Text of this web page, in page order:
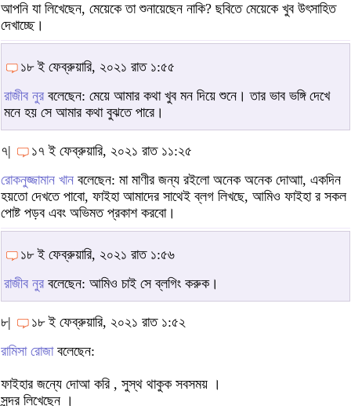
আপনি যা লিখেছেন, মেয়েকে তা শুনায়েছেন নাকি? ছবিতে মেয়েকে খুব উৎসাহিত
দেখাচ্ছে।
১৮ ই ফেব্রুয়ারি, ২০২১ রাত ১:৫৫
রাজীব নুর বলেছেন: মেয়ে আমার কথা খুব মন দিয়ে শুনে। তার ভাব ভঙ্গি দেখে
মনে হয় সে আমার কথা বুঝতে পারে।
৭|
১৭ ই ফেব্রুয়ারি, ২০২১ রাত ১১:২৫
রোকনুজ্জামান খান বলেছেন: মা মাণীর জন্য রইলো অনেক অনেক দোআা, একদিন
হয়তো দেখতে পাবো, ফাইহা আমাদের সাথেই ব্লগ লিখছে, আমিও ফাইহা র সকল
পোষ্ট পড়ব এবং অভিমত প্রকাশ করবো।
১৮ ই ফেব্রুয়ারি, ২০২১ রাত ১:৫৬
রাজীব নুর বলেছেন: আমিও চাই সে ব্লগিং করুক।
৮|
১৮ ই ফেব্রুয়ারি, ২০২১ রাত ১:৫২
রামিসা রোজাবলেছেন:
ফাইহার জন্যে দোআ করি , সুস্থ থাকুক সবসময় ।
সুন্দর লিখেছেন ।